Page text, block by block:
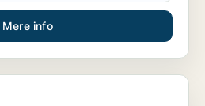
Mere info
til leje i Storkøbenhavn,